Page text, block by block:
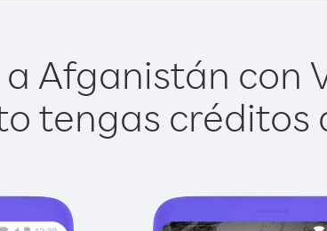
Afganistán con
tengas créditos